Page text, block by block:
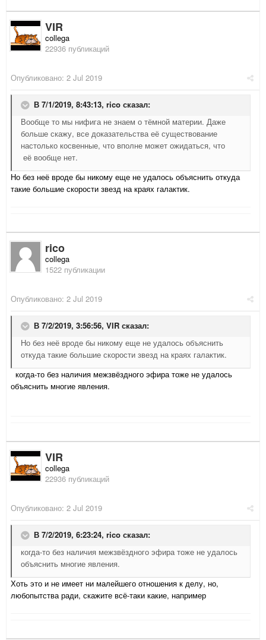
VIR
collega
22936 публикаций
Опубликовано: 2 Jul 2019
В 7/1/2019, 8:43:13, rico сказал:
Вообще то мы нифига не знаем о тёмной материи. Даже
больше скажу, все доказательства её существование
настолько косвенные, что вполне может ожидаться, что
её вообще нет.
Но без неё вроде бы никому еще не удалось объяснить откуда
такие большие скорости звезд на краях галактик.
rico
collega
1522 публикации
Опубликовано: 2 Jul 2019
В 7/2/2019, 3:56:56, VIR сказал:
Но без неё вроде бы никому еще не удалось объяснить
откуда такие большие скорости звезд на краях галактик.
когда-то без наличия межзвёздного эфира тоже не удалось
объяснить многие явления.
VIR
collega
22936 публикаций
Опубликовано: 2 Jul 2019
В 7/2/2019, 6:23:24, rico сказал:
когда-то без наличия межзвёздного эфира тоже не удалось
объяснить многие явления.
Хоть это и не имеет ни малейшего отношения к делу, но,
любопытства ради, скажите всё-таки какие, например